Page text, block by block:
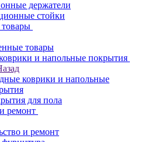
держатели
стойки
товары
и напольные покрытия
коврики и напольные
для пола
ремонт
и ремонт